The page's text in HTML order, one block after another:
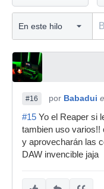
#16 por Babadui
#15 Yo el Reaper si
tambien uso varios!!
y aprovecharán las
DAW invencible jaja